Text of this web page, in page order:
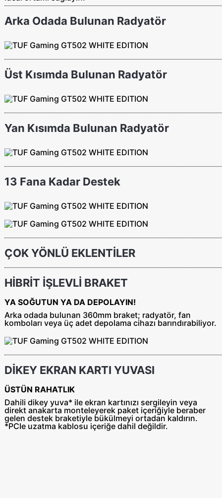
Arka Odada Bulunan Radyatör
Üst Kısımda Bulunan Radyatör
Yan Kısımda Bulunan Radyatör
13 Fana Kadar Destek
ÇOK YÖNLÜ EKLENTİLER
HİBRİT İŞLEVLİ BRAKET
YA SOĞUTUN YA DA DEPOLAYIN!
Arka odada bulunan 360mm braket; radyatör, fan
komboları veya üç adet depolama cihazı barındırabiliyor.
DİKEY EKRAN KARTI YUVASI
ÜSTÜN RAHATLIK
Dahili dikey yuva* ile ekran kartınızı sergileyin veya
direkt anakarta monteleyerek paket içeriğiyle beraber
gelen destek braketiyle bükülmeyi ortadan kaldırın.
*PCIe uzatma kablosu içeriğe dahil değildir.